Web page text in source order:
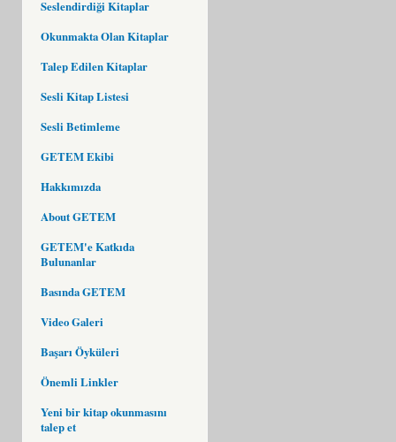
Seslendirdiği Kitaplar
Okunmakta Olan Kitaplar
Talep Edilen Kitaplar
Sesli Kitap Listesi
Sesli Betimleme
GETEM Ekibi
Hakkımızda
About GETEM
GETEM'e Katkıda
Bulunanlar
Basında GETEM
Video Galeri
Başarı Öyküleri
Önemli Linkler
Yeni bir kitap okunmasını
talep et